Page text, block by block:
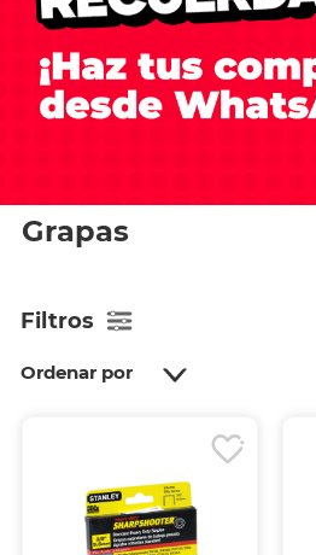
Grapas
Filtros
Ordenar por